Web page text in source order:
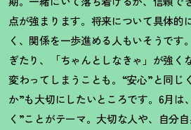
点が強まります。将来について具体的
く、関係を一歩進める人もいそうです
ぎたり、「ちゃんとしなきゃ」が強く
変わってしまうことも。 “安心”と同じ
か”も大切にしたいところです。 6月は
く ”ことがテーマ。大切な人や、自分